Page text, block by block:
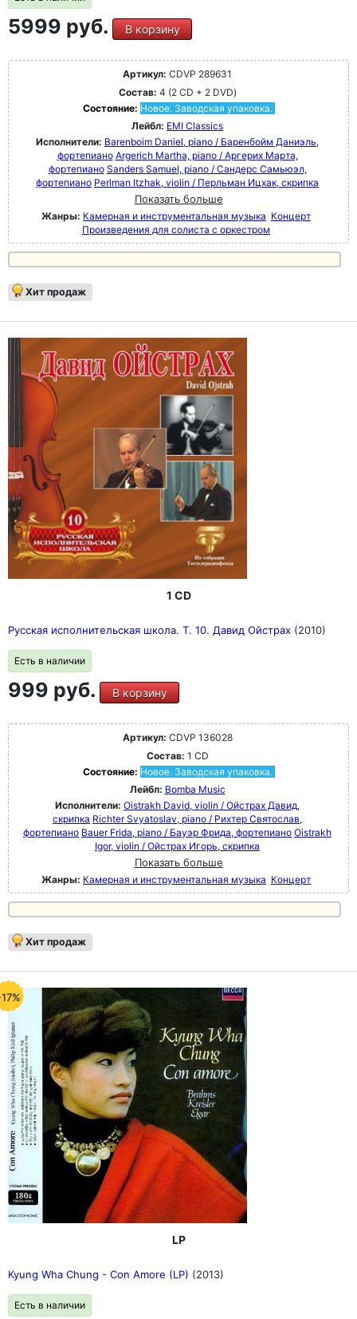
5999 руб. В корзину
Артикул: CDVP 289631
Состав: 4 (2 CD + 2 DVD)
Состояние: Новое. Заводская упаковка.
Лейбл: EMI Classics
Исполнители: Barenboim Daniel, piano / Баренбойм Даниэль,
фортепиано Argerich Martha, piano / Аргерих Марта,
фортепиано Sanders Samuel, piano / Сандерс Самьюэл,
фортепиано Perlman Itzhak, violin / Перльман Ицхак, скрипка
Показать больше
Жанры: Камерная и инструментальная музыка Концерт
Произведения для солиста с оркестром
Хит продаж
1 CD
Русская исполнительская школа. Т. 10. Давид Ойстрах (2010)
Есть в наличии
999 руб. В корзину
Артикул: CDVP 136028
Состав: 1 CD
Состояние: Новое. Заводская упаковка.
Лейбл: Bomba Music
Исполнители: Oistrakh David, violin / Ойстрах Давид,
скрипка Richter Svyatoslav, piano / Рихтер Святослав,
фортепиано Bauer Frida, piano / Бауэр Фрида, фортепиано Oistrakh
Igor, violin / Ойстрах Игорь, скрипка
Показать больше
Жанры: Камерная и инструментальная музыка Концерт
Хит продаж
LP
Kyung Wha Chung - Con Amore (LP) (2013)
Есть в наличии